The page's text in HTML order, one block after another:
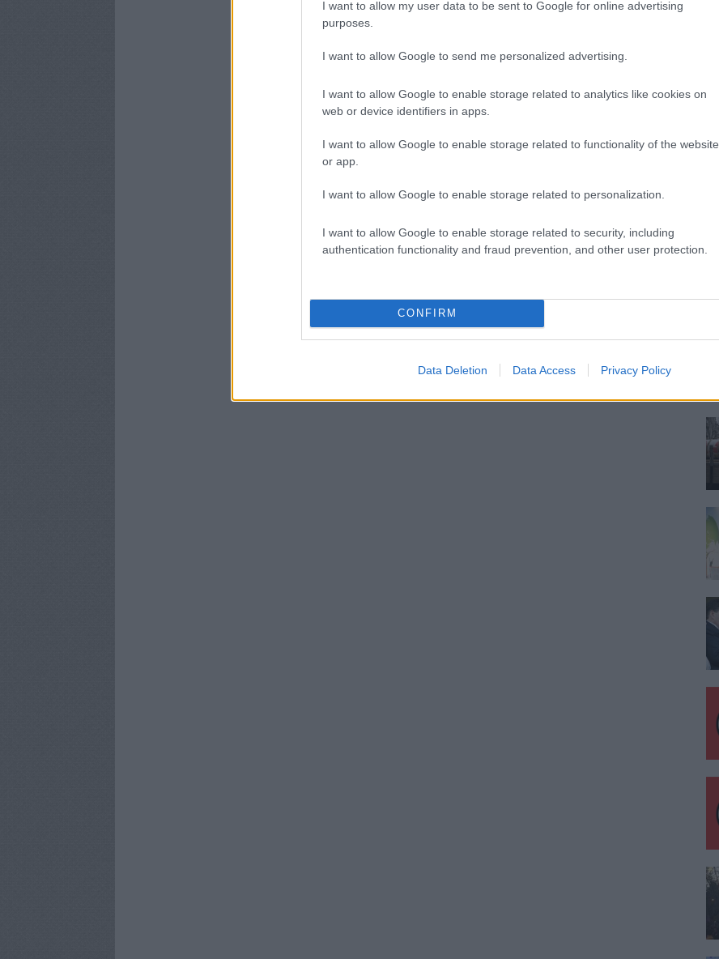
I want to allow my user data to be sent to Google for online advertising
purposes.
I want to allow Google to send me personalized advertising.
I want to allow Google to enable storage related to analytics like cookies on
web or device identifiers in apps.
I want to allow Google to enable storage related to functionality of the website
or app.
I want to allow Google to enable storage related to personalization.
I want to allow Google to enable storage related to security, including
authentication functionality and fraud prevention, and other user protection.
CONFIRM
Data Deletion Data Access Privacy Policy